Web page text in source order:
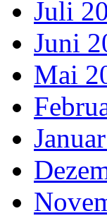
Juli
Juni
Mai